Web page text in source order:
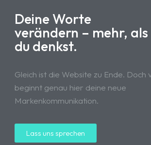
Deine Worte
verändern – mehr, als
du denkst.
Gleich ist die Website zu Ende. Doch
beginnt genau hier deine neue
Markenkommunikation.
Lass uns sprechen